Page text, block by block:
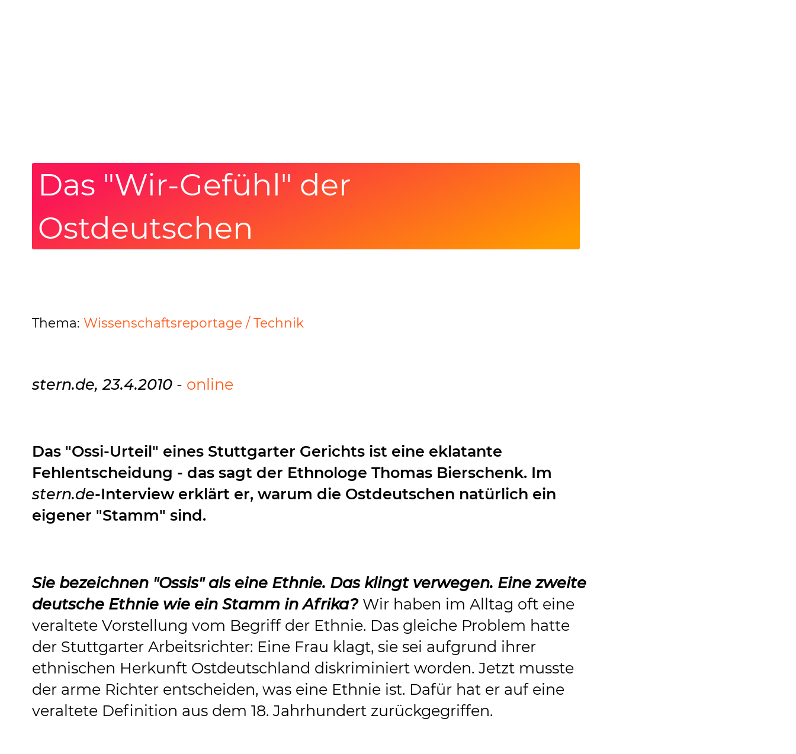
Das "Wir-Gefühl" der
Ostdeutschen
Thema: Wissenschaftsreportage / Technik
stern.de, 23.4.2010- online
Das "Ossi-Urteil" eines Stuttgarter Gerichts ist eine eklatante
Fehlentscheidung - das sagt der Ethnologe Thomas Bierschenk. Im
stern.de-Interview erklärt er, warum die Ostdeutschen natürlich ein
eigener "Stamm" sind.
Sie bezeichnen "Ossis" als eine Ethnie. Das klingt verwegen. Eine zweite
deutsche Ethnie wie ein Stamm in Afrika?Wir haben im Alltag oft eine
veraltete Vorstellung vom Begriff der Ethnie. Das gleiche Problem hatte
der Stuttgarter Arbeitsrichter: Eine Frau klagt, sie sei aufgrund ihrer
ethnischen Herkunft Ostdeutschland diskriminiert worden. Jetzt musste
der arme Richter entscheiden, was eine Ethnie ist. Dafür hat er auf eine
veraltete Definition aus dem 18. Jahrhundert zurückgegriffen.